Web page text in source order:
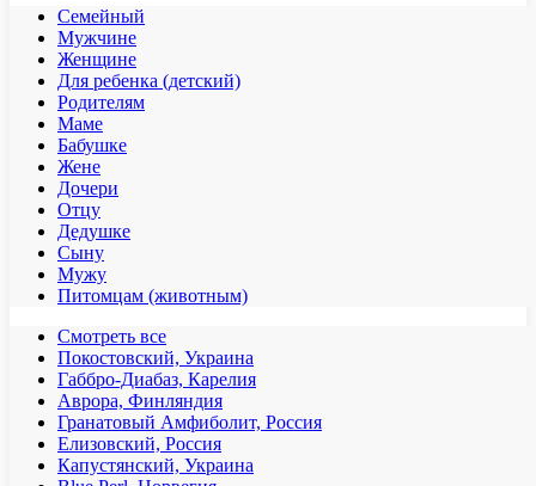
Семейный
Мужчине
Женщине
Для ребенка (детский)
Родителям
Маме
Бабушке
Жене
Дочери
Отцу
Дедушке
Сыну
Мужу
Питомцам (животным)
Смотреть все
Покостовский, Украина
Габбро-Диабаз, Карелия
Аврора, Финляндия
Гранатовый Амфиболит, Россия
Елизовский, Россия
Капустянский, Украина